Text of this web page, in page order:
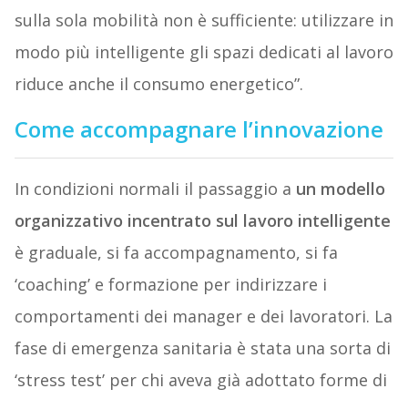
sulla sola mobilità non è sufficiente: utilizzare in
modo più intelligente gli spazi dedicati al lavoro
riduce anche il consumo energetico”.
Come accompagnare l’innovazione
In condizioni normali il passaggio a un modello
organizzativo incentrato sul lavoro intelligente
è graduale, si fa accompagnamento, si fa
‘coaching’ e formazione per indirizzare i
comportamenti dei manager e dei lavoratori. La
fase di emergenza sanitaria è stata una sorta di
‘stress test’ per chi aveva già adottato forme di